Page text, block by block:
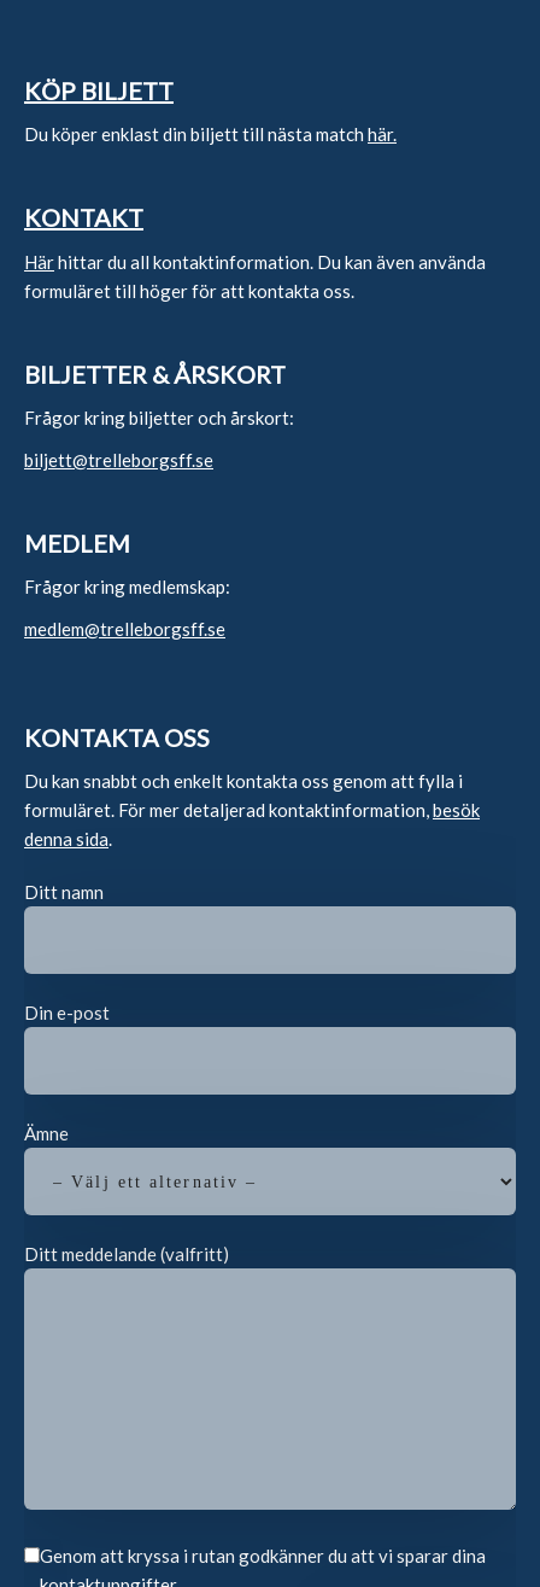
KÖP BILJETT
Du köper enklast din biljett till nästa match här.
KONTAKT
Härhittar du all kontaktinformation. Du kan även använda
formuläret till höger för att kontakta oss.
BILJETTER & ÅRSKORT
Frågor kring biljetter och årskort:
biljett@trelleborgsff.se
MEDLEM
Frågor kring medlemskap:
medlem@trelleborgsff.se
KONTAKTA OSS
Du kan snabbt och enkelt kontakta oss genom att fylla i
formuläret. För mer detaljerad kontaktinformation,besök
denna sida.
Ditt namn
Din e-post
Ämne
Ditt meddelande (valfritt)
Genom att kryssa i rutan godkänner du att vi sparar dina